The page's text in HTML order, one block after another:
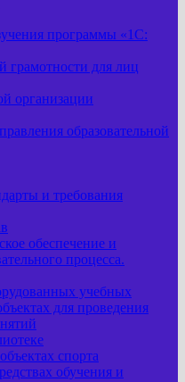
программы «1С:
для лиц
организации
образовательной
и требования
обеспечение и
процесса.
учебных
для проведения
спорта
обучения и